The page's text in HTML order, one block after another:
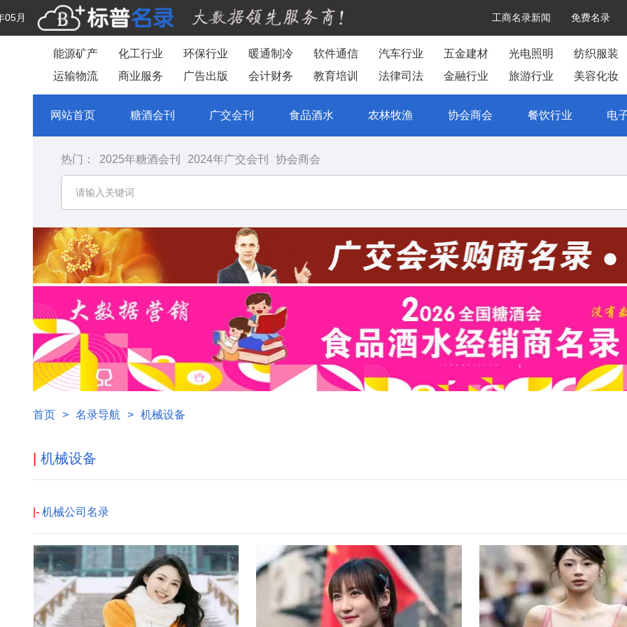
工商名录新闻 免费名录
05月
能源矿产 化工行业 环保行业 暖通制冷 软件通信 汽车行业 五金建材 光电照明
纺织服装
运输物流
商业服务 广告出版 会计财务 教育培训 法律司法 金融行业 旅游行业 美容化妆
网站首页 糖酒会刊 广交会刊 食品酒水 农林牧渔 协会商会 餐饮行业 电
热门： 2025年糖酒会刊 2024年广交会刊 协会商会
首页 > 名录导航 > 机械设备
机械设备
|- 机械公司名录